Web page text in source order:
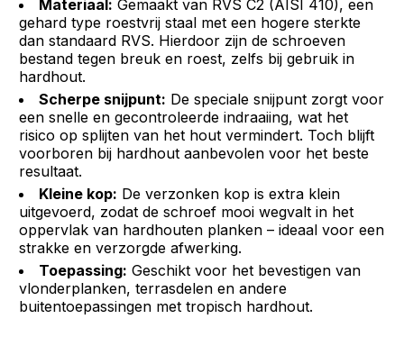
Materiaal: Gemaakt van RVS C2 (AISI 410), een
gehard type roestvrij staal met een hogere sterkte
dan standaard RVS. Hierdoor zijn de schroeven
bestand tegen breuk en roest, zelfs bij gebruik in
hardhout.
Scherpe snijpunt: De speciale snijpunt zorgt voor
een snelle en gecontroleerde indraaiing, wat het
risico op splijten van het hout vermindert. Toch blijft
voorboren bij hardhout aanbevolen voor het beste
resultaat.
Kleine kop: De verzonken kop is extra klein
uitgevoerd, zodat de schroef mooi wegvalt in het
oppervlak van hardhouten planken – ideaal voor een
strakke en verzorgde afwerking.
Toepassing: Geschikt voor het bevestigen van
vlonderplanken, terrasdelen en andere
buitentoepassingen met tropisch hardhout.